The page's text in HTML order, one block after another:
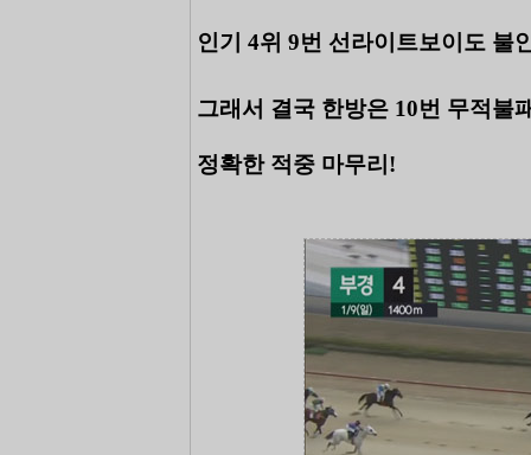
인기 4위 9번 선라이트보이도 불
그래서 결국 한방은 10번 무적불
정확한 적중 마무리!